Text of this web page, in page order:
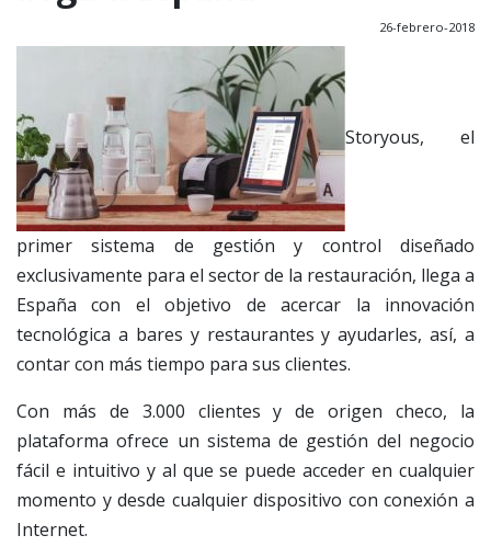
26-febrero-2018
Storyous, el
primer sistema de gestión y control diseñado
exclusivamente para el sector de la restauración, llega a
España con el objetivo de acercar la innovación
tecnológica a bares y restaurantes y ayudarles, así, a
contar con más tiempo para sus clientes.
Con más de 3.000 clientes y de origen checo, la
plataforma ofrece un sistema de gestión del negocio
fácil e intuitivo y al que se puede acceder en cualquier
momento y desde cualquier dispositivo con conexión a
Internet.